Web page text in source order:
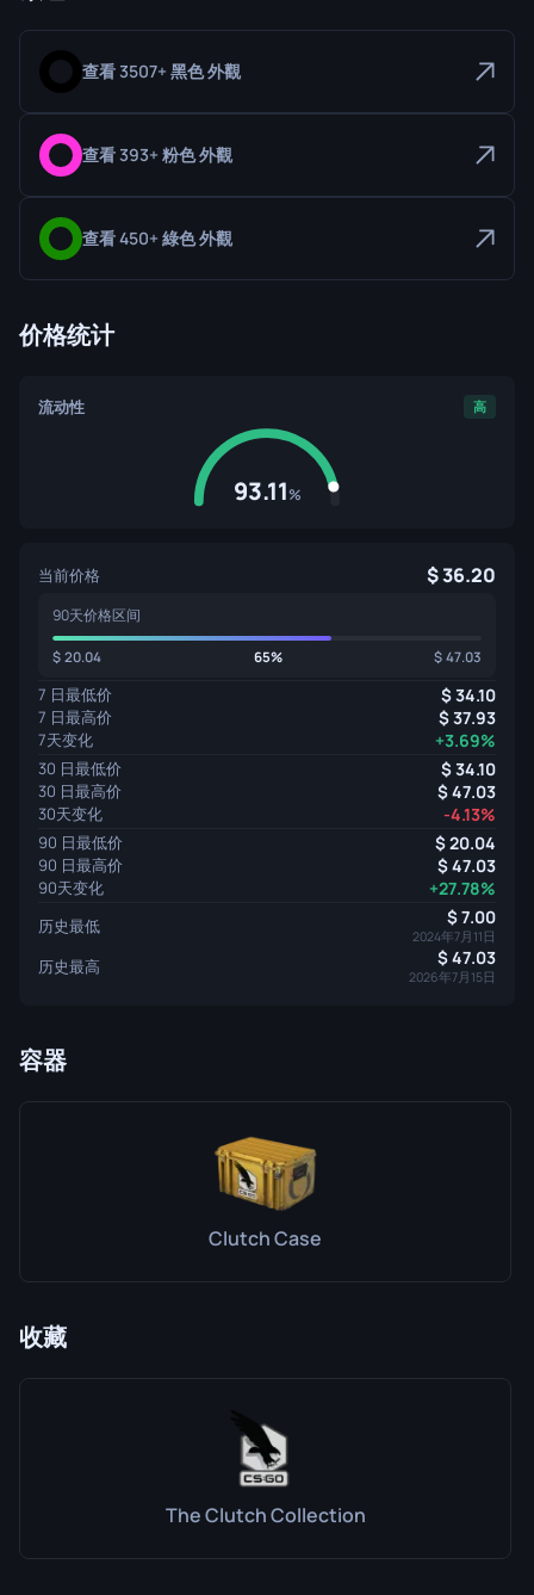
查看 3507+ 黑色 外觀
查看 393+ 粉色 外觀
查看 450+ 綠色 外觀
价格统计
流动性 高
93.11%
当前价格 36.20
90天价格区间
20.04 65% 47.03
7 日最低价 34.10
7 日最高价 37.93
7天变化 +3.69%
30 日最低价 34.10
30 日最高价 47.03
30天变化 -4.13%
90 日最低价 20.04
90 日最高价 47.03
90天变化 +27.78%
历史最低 7.00
2024年7月11日
历史最高 47.03
2026年7月15日
容器
Clutch Case
收藏
The Clutch Collection